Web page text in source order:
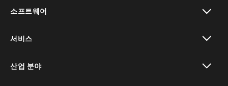
소프트웨어
서비스
산업 분야